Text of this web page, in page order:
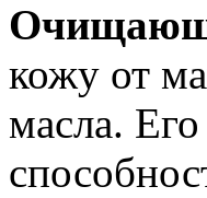
кожу от
масла.